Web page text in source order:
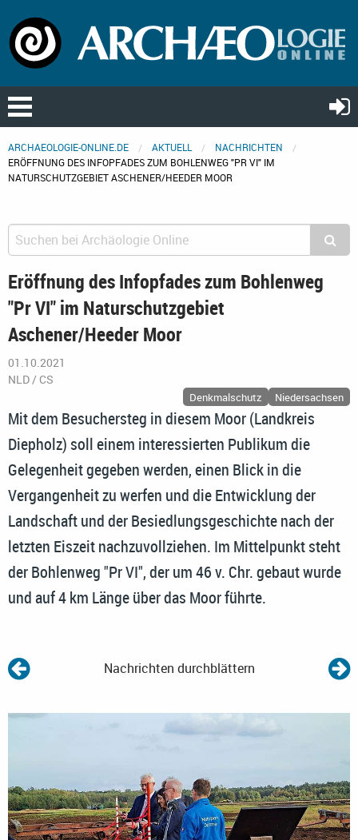
ARCHAEOLOGIE-ONLINE.DE AKTUELL
NACHRICHTEN
ERÖFFNUNG DES INFOPFADES ZUM BOHLENWEG "PR VI" IM
NATURSCHUTZGEBIET ASCHENER/HEEDER MOOR
Eröffnung des Infopfades zum Bohlenweg
"Pr VI" im Naturschutzgebiet
Aschener/Heeder Moor
01.10.2021
NLD / CS
Denkmalschutz Niedersachsen
Mit dem Besuchersteg in diesem Moor (Landkreis
Diepholz) soll einem interessierten Publikum die
Gelegenheit gegeben werden, einen Blick in die
Vergangenheit zu werfen und die Entwicklung der
Landschaft und der Besiedlungsgeschichte nach der
letzten Eiszeit nachzuvollziehen. Im Mittelpunkt steht
der Bohlenweg "Pr VI", der um 46 v. Chr. gebaut wurde
und auf 4 km Länge über das Moor führte.
Nachrichten durchblättern